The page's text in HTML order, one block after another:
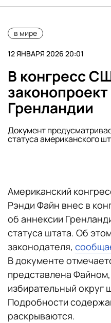
в мире
12 ЯНВАРЯ 2026 20:01
В конгресс
Гренландии
Документ
статуса американского
Американский
Рэнди Файн внес в
об аннексии
статуса штата. Об
законодателя,
В документе
представлена
избирательный округ
Подробности
раскрываются.